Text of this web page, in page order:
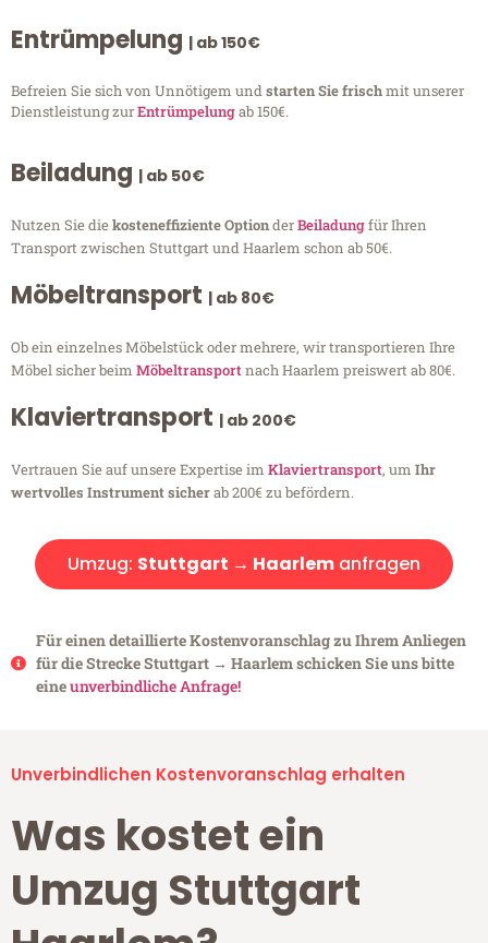
Entrümpelung | ab 150€
Befreien Sie sich von Unnötigem undstarten Sie frischmit unserer
Dienstleistung zurEntrümpelungab 150€.
Beiladung | ab 50€
Nutzen Sie diekosteneffiziente OptionderBeiladungfür Ihren
Transport zwischen Stuttgart und Haarlem schon ab 50€.
Möbeltransport | ab 80€
Ob ein einzelnes Möbelstück oder mehrere, wir transportieren Ihre
Möbel sicher beim Möbeltransportnach Haarlem preiswert ab 80€.
Klaviertransport | ab 200€
Vertrauen Sie auf unsere Expertise im Klaviertransport, um Ihr
wertvolles Instrument sicherab 200€ zu befördern.
Umzug: Stuttgart → Haarlem anfragen
Für einen detaillierte Kostenvoranschlag zu Ihrem Anliegen
für die Strecke Stuttgart → Haarlem schicken Sie uns bitte
eineunverbindliche Anfrage!
Unverbindlichen Kostenvoranschlag erhalten
Was kostet ein
Umzug Stuttgart